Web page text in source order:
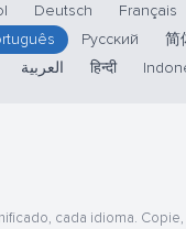
Deutsch Français
Русский
简
العربية हिन्दी
cada idioma.